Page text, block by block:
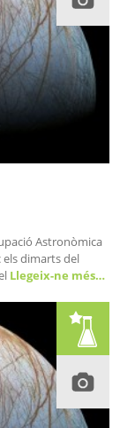
Astronòmica
els dimarts del
Llegeix-ne més…